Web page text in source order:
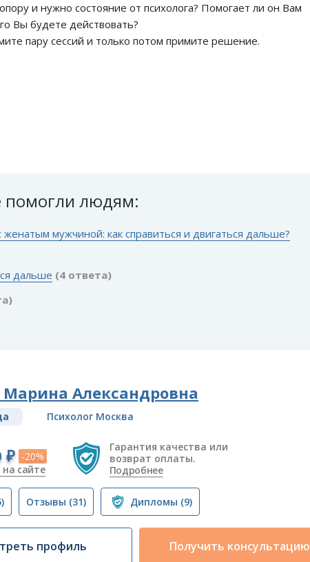
и нужно состояние от психолога? Помогает ли он Вам
Вы будете действовать?
пару сессий и только потом примите решение.
помогли людям:
мужчиной: как справиться и двигаться дальше?
дальше (4 ответа)
Марина Александровна
Психолог Москва
₽ -20%
на сайте
Гарантия качества или
возврат оплаты.
Подробнее
Отзывы (31) Дипломы (9)
профиль Получить консультацию